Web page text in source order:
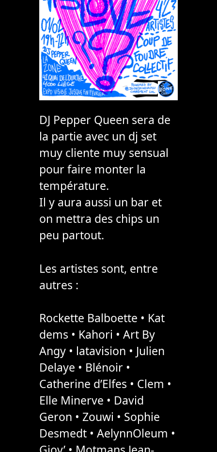
DJ Pepper Queen sera de
la partie avec un dj set
muy cliente muy sensual
pour faire monter la
température.
Il y aura aussi un bar et
on mettra des chips un
peu partout.
Les artistes sont, entre
autres :
Rockette Balboette • Kat
dems • Kahori • Art By
Angy • latavision • Julien
Delaye • Blénoir •
Catherine d’Elfes • Clem •
Elle Minerve • David
Geron • Zouwi • Sophie
Desmedt • AelynnOleum •